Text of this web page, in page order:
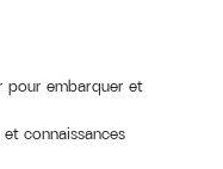
pour embarquer et
connaissances